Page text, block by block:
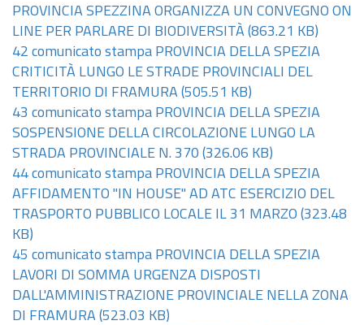
PROVINCIA SPEZZINA ORGANIZZA UN CONVEGNO ON
LINE PER PARLARE DI BIODIVERSITÀ (863.21 KB)
42 comunicato stampa PROVINCIA DELLA SPEZIA
CRITICITÀ LUNGO LE STRADE PROVINCIALI DEL
TERRITORIO DI FRAMURA (505.51 KB)
43 comunicato stampa PROVINCIA DELLA SPEZIA
SOSPENSIONE DELLA CIRCOLAZIONE LUNGO LA
STRADA PROVINCIALE N. 370 (326.06 KB)
44 comunicato stampa PROVINCIA DELLA SPEZIA
AFFIDAMENTO "IN HOUSE" AD ATC ESERCIZIO DEL
TRASPORTO PUBBLICO LOCALE IL 31 MARZO (323.48
KB)
45 comunicato stampa PROVINCIA DELLA SPEZIA
LAVORI DI SOMMA URGENZA DISPOSTI
DALL'AMMINISTRAZIONE PROVINCIALE NELLA ZONA
DI FRAMURA (523.03 KB)